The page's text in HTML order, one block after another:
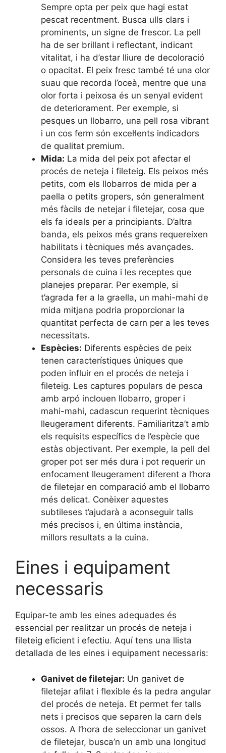
Sempre opta per peix que hagi estat
pescat recentment. Busca ulls clars i
prominents, un signe de frescor. La pell
ha de ser brillant i reflectant, indicant
vitalitat, i ha d’estar lliure de decoloració
o opacitat. El peix fresc també té una olor
suau que recorda l’oceà, mentre que una
olor forta i peixosa és un senyal evident
de deteriorament. Per exemple, si
pesques un llobarro, una pell rosa vibrant
i un cos ferm són excel·lents indicadors
de qualitat premium.
Mida: La mida del peix pot afectar el
procés de neteja i fileteig. Els peixos més
petits, com els llobarros de mida per a
paella o petits gropers, són generalment
més fàcils de netejar i filetejar, cosa que
els fa ideals per a principiants. D’altra
banda, els peixos més grans requereixen
habilitats i tècniques més avançades.
Considera les teves preferències
personals de cuina i les receptes que
planejes preparar. Per exemple, si
t’agrada fer a la graella, un mahi-mahi de
mida mitjana podria proporcionar la
quantitat perfecta de carn per a les teves
necessitats.
Espècies: Diferents espècies de peix
tenen característiques úniques que
poden influir en el procés de neteja i
fileteig. Les captures populars de pesca
amb arpó inclouen llobarro, groper i
mahi-mahi, cadascun requerint tècniques
lleugerament diferents. Familiaritza’t amb
els requisits específics de l’espècie que
estàs objectivant. Per exemple, la pell del
groper pot ser més dura i pot requerir un
enfocament lleugerament diferent a l’hora
de filetejar en comparació amb el llobarro
més delicat. Conèixer aquestes
subtileses t’ajudarà a aconseguir talls
més precisos i, en última instància,
millors resultats a la cuina.
Eines i equipament
necessaris
Equipar-te amb les eines adequades és
essencial per realitzar un procés de neteja i
fileteig eficient i efectiu. Aquí tens una llista
detallada de les eines i equipament necessaris:
Ganivet de filetejar: Un ganivet de
filetejar afilat i flexible és la pedra angular
del procés de neteja. Et permet fer talls
nets i precisos que separen la carn dels
ossos. A l’hora de seleccionar un ganivet
de filetejar, busca’n un amb una longitud